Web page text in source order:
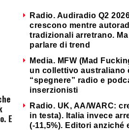
E
Radio. Audiradio Q2
crescono mentre
tradizionali arretrano.
parlare di trend
Media. MFW (Mad
un collettivo australiano
“spegnere” radio e
inserzionisti
Radio. UK, AA/WARC:
in testa). Italia invece
(-11,5%). Editori anziché